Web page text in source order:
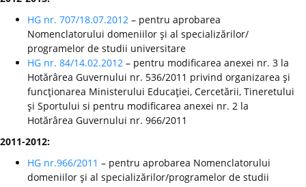
HG nr. 707/18.07.2012 – pentru aprobarea
Nomenclatorului domeniilor şi al specializărilor/
programelor de studii universitare
HG nr. 84/14.02.2012 – pentru modificarea anexei nr. 3 la
Hotărârea Guvernului nr. 536/2011 privind organizarea şi
funcţionarea Ministerului Educaţiei, Cercetării, Tineretului
şi Sportului si pentru modificarea anexei nr. 2 la
Hotărârea Guvernului nr. 966/2011
2011-2012:
HG nr.966/2011 – pentru aprobarea Nomenclatorului
domeniilor şi al specializărilor/programelor de studii